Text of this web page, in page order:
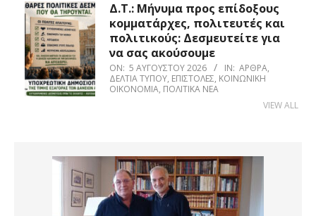
Δ.Τ.: Μήνυμα προς επίδοξους
κομματάρχες, πολιτευτές και
πολιτικούς: Δεσμευτείτε για
να σας ακούσουμε
ON: 5 ΑΥΓΟΎΣΤΟΥ 2026 IN: ΆΡΘΡΑ,
ΔΕΛΤΊΑ ΤΎΠΟΥ, ΕΠΙΣΤΟΛΈΣ, ΚΟΙΝΩΝΙΚΉ
ΟΙΚΟΝΟΜΊΑ, ΠΟΛΙΤΙΚΆ ΝΈΑ
VIEW ALL